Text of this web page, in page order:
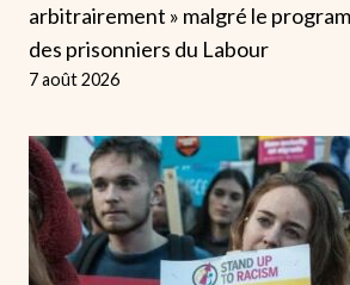
arbitrairement » malgré le
des prisonniers du Labour
7 août 2026